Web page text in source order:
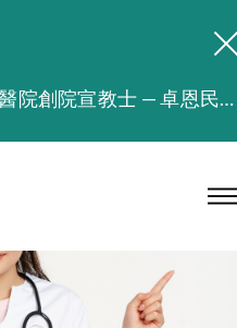
緬懷播道醫院創院宣教士 — 卓恩民醫生香港追思會
本院在暴雨或颱風警告信號 (包括黑色暴雨及8號或以上熱帶氣旋警告信號) 下，仍會維持有限度服務。如有查詢，可致電2711 5222。